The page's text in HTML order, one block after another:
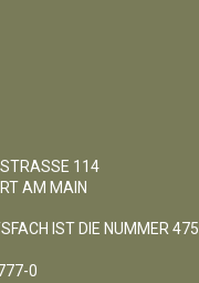
114
AM MAIN
IST DIE NUMMER 475
0